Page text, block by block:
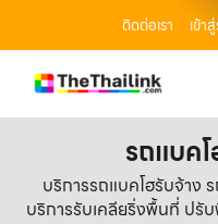
ติดต่อเรา เข้า
รถแบค
บริการรถแบคโฮรับจ้าง
บริการรับเคลียริ่งพื้นที่ ปรั